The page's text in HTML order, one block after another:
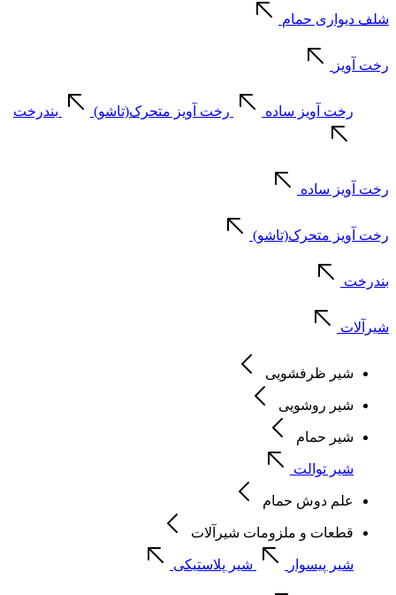
شلف دیواری حمام
رخت آویز
رخت آویز ساده رخت آویز متحرک(تاشو) بندرخت
رخت آویز ساده
رخت آویز متحرک(تاشو)
بندرخت
شیرآلات
شیر ظرفشویی
شیر روشویی
شیر حمام
شیر توالت
علم دوش حمام
قطعات و ملزومات شیرآلات
شیر پیسوار شیر پلاستیکی